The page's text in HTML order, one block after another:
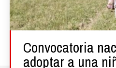
Convocatoria
adoptar a una